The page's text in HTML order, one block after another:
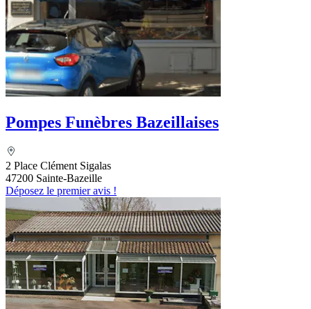
Pompes Funèbres Bazeillaises
2 Place Clément Sigalas
47200 Sainte-Bazeille
Déposez le premier avis !